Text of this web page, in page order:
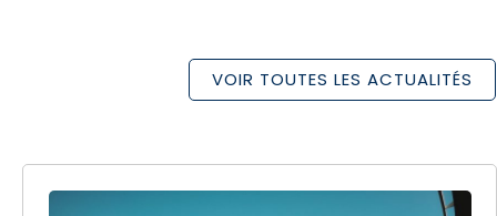
VOIR TOUTES LES ACTUALITÉS